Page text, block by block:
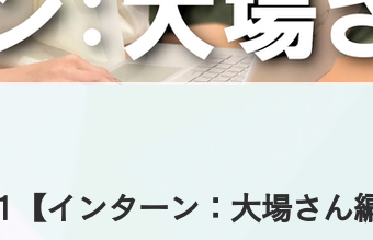
インターン：大場さん